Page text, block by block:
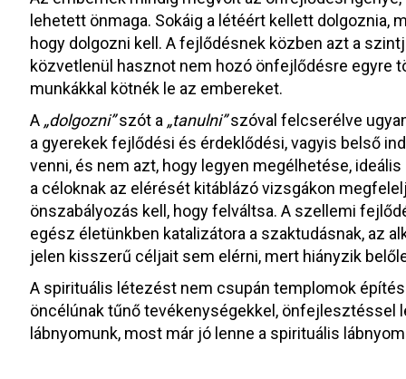
lehetett önmaga. Sokáig a létéért kellett dolgoznia,
hogy dolgozni kell. A fejlődésnek közben azt a
közvetlenül hasznot nem hozó önfejlődésre egyre
munkákkal kötnék le az embereket.
A „dolgozni”szót a „tanulni”szóval felcserélve
a gyerekek fejlődési és érdeklődési, vagyis belső
venni, és nem azt, hogy legyen megélhetése,
a céloknak az elérését kitáblázó vizsgákon
önszabályozás kell, hogy felváltsa. A szellemi
egész életünkben katalizátora a szaktudásnak, az
jelen kisszerű céljait sem elérni, mert hiányzik
A spirituális létezést nem csupán templomok
öncélúnak tűnő tevékenységekkel, önfejlesztéssel
lábnyomunk, most már jó lenne a spirituális